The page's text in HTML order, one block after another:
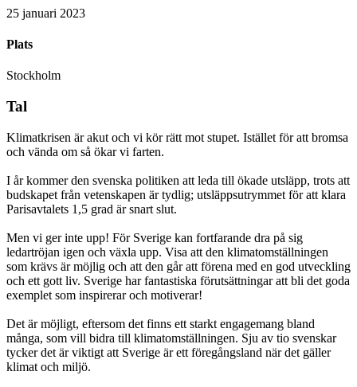
25 januari 2023
Plats
Stockholm
Tal
Klimatkrisen är akut och vi kör rätt mot stupet. Istället för att bromsa
och vända om så ökar vi farten.
I år kommer den svenska politiken att leda till ökade utsläpp, trots att
budskapet från vetenskapen är tydlig; utsläppsutrymmet för att klara
Parisavtalets 1,5 grad är snart slut.
Men vi ger inte upp! För Sverige kan fortfarande dra på sig
ledartröjan igen och växla upp. Visa att den klimatomställningen
som krävs är möjlig och att den går att förena med en god utveckling
och ett gott liv. Sverige har fantastiska förutsättningar att bli det goda
exemplet som inspirerar och motiverar!
Det är möjligt, eftersom det finns ett starkt engagemang bland
många, som vill bidra till klimatomställningen. Sju av tio svenskar
tycker det är viktigt att Sverige är ett föregångsland när det gäller
klimat och miljö.